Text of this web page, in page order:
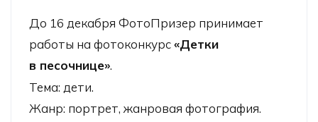
До 16 декабря ФотоПризер принимает
работы на фотоконкурс«Детки
в песочнице».
Тема: дети.
Жанр: портрет, жанровая фотография.